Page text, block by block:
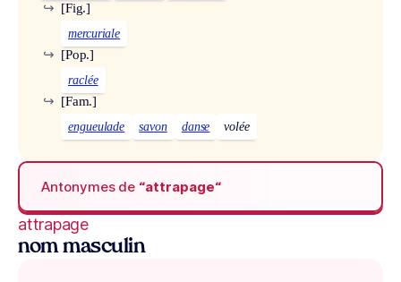
[Fig.]
↪
mercuriale
[Pop.]
↪
raclée
[Fam.]
↪
engueulade savon danse volée
Antonymes de “attrapage“
attrapage
nom masculin